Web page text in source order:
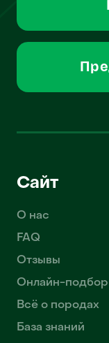
Сайт
О нас
FAQ
Отзывы
Онлайн-подбор
Всё о породах
База знаний